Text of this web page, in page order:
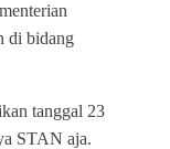
di bidang
tanggal 23
STAN aja.